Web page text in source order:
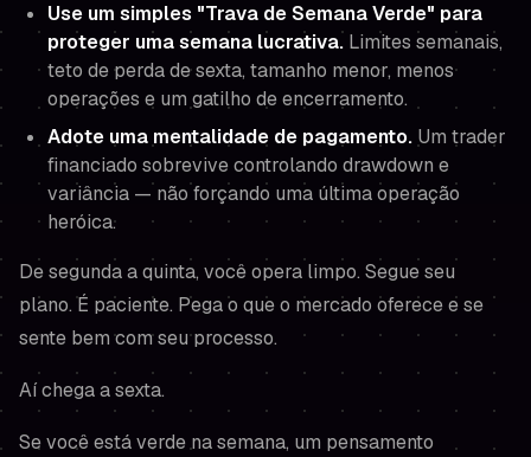
Use um simples "Trava de Semana Verde" para
proteger uma semana lucrativa. Limites semanais,
teto de perda de sexta, tamanho menor, menos
operações e um gatilho de encerramento.
Adote uma mentalidade de pagamento. Um trader
financiado sobrevive controlando drawdown e
variância — não forçando uma última operação
heróica.
De segunda a quinta, você opera limpo. Segue seu
plano. É paciente. Pega o que o mercado oferece e se
sente bem com seu processo.
Aí chega a sexta.
Se você está verde na semana, um pensamento